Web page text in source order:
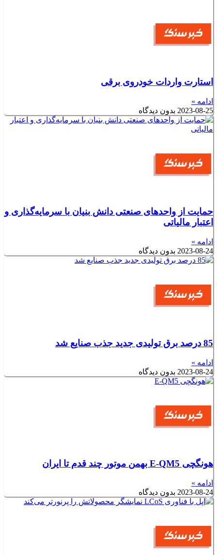
استارت واردات خودروی برقی
ادامه »
2023-08-25 بدون دیدگاه
حمایت از واحدهای صنعتی دانش بنیان با سرمایه‌گذاری و
اعتبار مالیاتی
ادامه »
2023-08-24 بدون دیدگاه
85 درصد برق تولیدی جدید جذب صنایع شد
ادامه »
2023-08-24 بدون دیدگاه
هونگچی E-QM5 بهمن موتور چند قدم تا ایران
ادامه »
2023-08-24 بدون دیدگاه